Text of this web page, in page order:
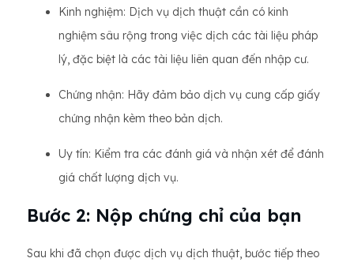
Kinh nghiệm: Dịch vụ dịch thuật cần có kinh
nghiệm sâu rộng trong việc dịch các tài liệu pháp
lý, đặc biệt là các tài liệu liên quan đến nhập cư.
Chứng nhận: Hãy đảm bảo dịch vụ cung cấp giấy
chứng nhận kèm theo bản dịch.
Uy tín: Kiểm tra các đánh giá và nhận xét để đánh
giá chất lượng dịch vụ.
Bước 2: Nộp chứng chỉ của bạn
Sau khi đã chọn được dịch vụ dịch thuật, bước tiếp theo